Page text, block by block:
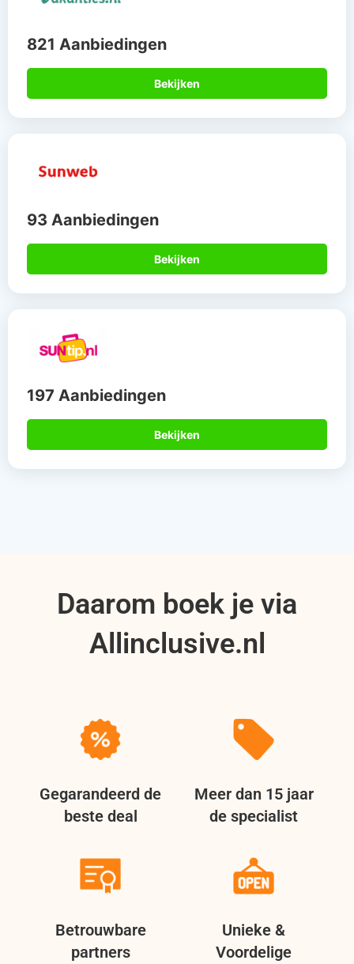
821 Aanbiedingen
Bekijken
93 Aanbiedingen
Bekijken
197 Aanbiedingen
Bekijken
Daarom boek je via
Allinclusive.nl
Gegarandeerd de
beste deal
Meer dan 15 jaar
de specialist
Betrouwbare
partners
Unieke &
Voordelige